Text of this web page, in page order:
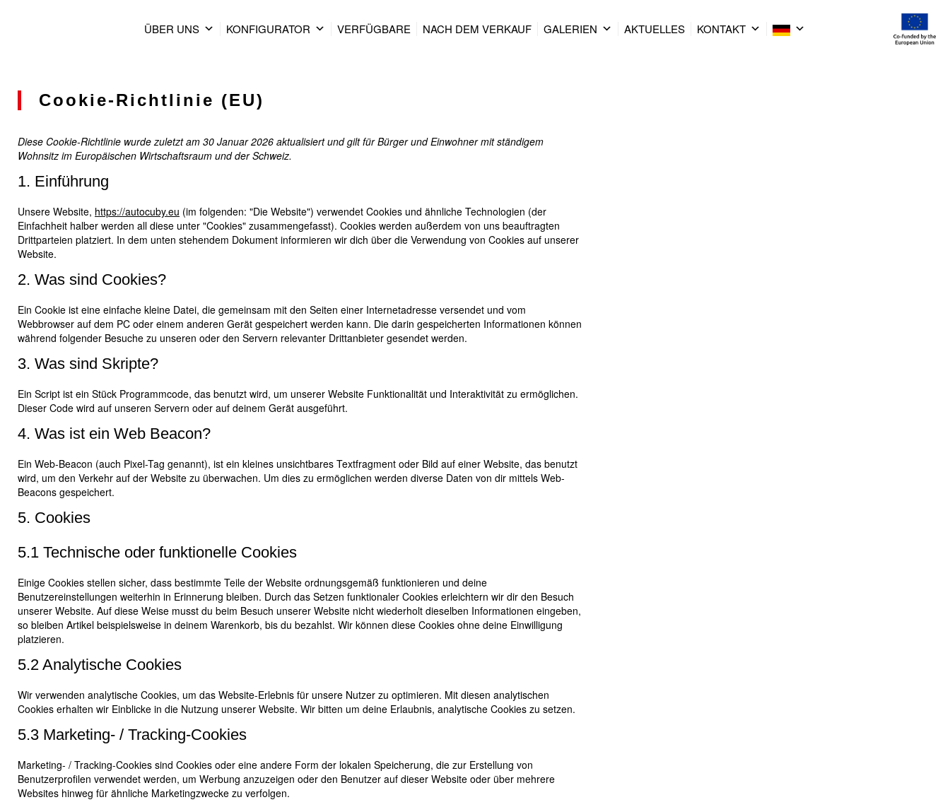
ÜBER UNS KONFIGURATOR VERFÜGBARE NACH DEM VERKAUF GALERIEN AKTUELLES KONTAKT
Cookie-Richtlinie (EU)
Diese Cookie-Richtlinie wurde zuletzt am 30 Januar 2026 aktualisiert und gilt für Bürger und Einwohner mit ständigem
Wohnsitz im Europäischen Wirtschaftsraum und der Schweiz.
1. Einführung
Unsere Website, https://autocuby.eu (im folgenden: "Die Website") verwendet Cookies und ähnliche Technologien (der
Einfachheit halber werden all diese unter "Cookies" zusammengefasst). Cookies werden außerdem von uns beauftragten
Drittparteien platziert. In dem unten stehendem Dokument informieren wir dich über die Verwendung von Cookies auf unserer
Website.
2. Was sind Cookies?
Ein Cookie ist eine einfache kleine Datei, die gemeinsam mit den Seiten einer Internetadresse versendet und vom
Webbrowser auf dem PC oder einem anderen Gerät gespeichert werden kann. Die darin gespeicherten Informationen können
während folgender Besuche zu unseren oder den Servern relevanter Drittanbieter gesendet werden.
3. Was sind Skripte?
Ein Script ist ein Stück Programmcode, das benutzt wird, um unserer Website Funktionalität und Interaktivität zu ermöglichen.
Dieser Code wird auf unseren Servern oder auf deinem Gerät ausgeführt.
4. Was ist ein Web Beacon?
Ein Web-Beacon (auch Pixel-Tag genannt), ist ein kleines unsichtbares Textfragment oder Bild auf einer Website, das benutzt
wird, um den Verkehr auf der Website zu überwachen. Um dies zu ermöglichen werden diverse Daten von dir mittels Web-
Beacons gespeichert.
5. Cookies
5.1 Technische oder funktionelle Cookies
Einige Cookies stellen sicher, dass bestimmte Teile der Website ordnungsgemäß funktionieren und deine
Benutzereinstellungen weiterhin in Erinnerung bleiben. Durch das Setzen funktionaler Cookies erleichtern wir dir den Besuch
unserer Website. Auf diese Weise musst du beim Besuch unserer Website nicht wiederholt dieselben Informationen eingeben,
so bleiben Artikel beispielsweise in deinem Warenkorb, bis du bezahlst. Wir können diese Cookies ohne deine Einwilligung
platzieren.
5.2 Analytische Cookies
Wir verwenden analytische Cookies, um das Website-Erlebnis für unsere Nutzer zu optimieren. Mit diesen analytischen
Cookies erhalten wir Einblicke in die Nutzung unserer Website. Wir bitten um deine Erlaubnis, analytische Cookies zu setzen.
5.3 Marketing- / Tracking-Cookies
Marketing- / Tracking-Cookies sind Cookies oder eine andere Form der lokalen Speicherung, die zur Erstellung von
Benutzerprofilen verwendet werden, um Werbung anzuzeigen oder den Benutzer auf dieser Website oder über mehrere
Websites hinweg für ähnliche Marketingzwecke zu verfolgen.